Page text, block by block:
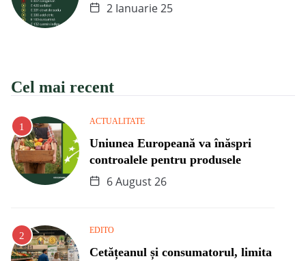
2 Ianuarie 25
Cel mai recent
ACTUALITATE
Uniunea Europeană va înăspri
controalele pentru produsele
6 August 26
EDITO
Cetățeanul și consumatorul, limita